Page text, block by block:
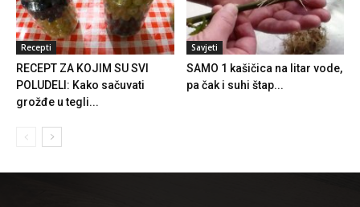
Recepti
RECEPT ZA KOJIM SU SVI
POLUDELI: Kako sačuvati
grožđe u tegli...
Savjeti
SAMO 1 kašičica na litar vode,
pa čak i suhi štap...